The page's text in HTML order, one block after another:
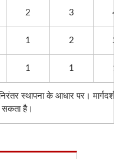
2 3 4
1 2 2
1 1 1
स्थापना के आधार पर।
सकता है।